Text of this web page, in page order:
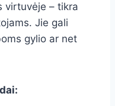
virtuvėje – tikra
Jie gali
gylio ar net